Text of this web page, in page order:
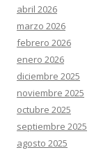
abril 2026
marzo 2026
febrero 2026
enero 2026
diciembre 2025
noviembre 2025
octubre 2025
septiembre 2025
agosto 2025